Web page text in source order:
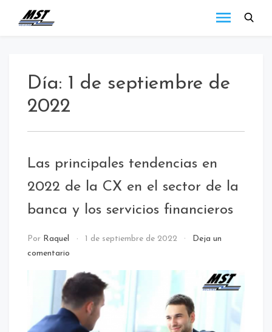
Día: 1 de septiembre de
2022
Las principales tendencias en
2022 de la CX en el sector de la
banca y los servicios financieros
Por Raquel 1 de septiembre de 2022 NOTICIAS
Deja un
comentario